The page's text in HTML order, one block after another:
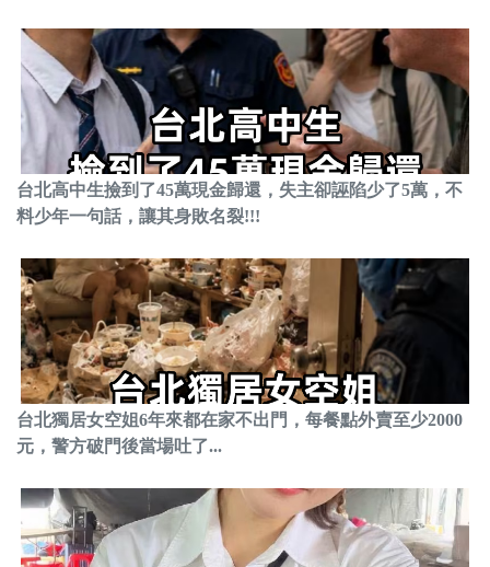
台北高中生撿到了45萬現金歸還，失主卻誣陷少了5萬，不
料少年一句話，讓其身敗名裂!!!
台北獨居女空姐6年來都在家不出門，每餐點外賣至少2000
元，警方破門後當場吐了...